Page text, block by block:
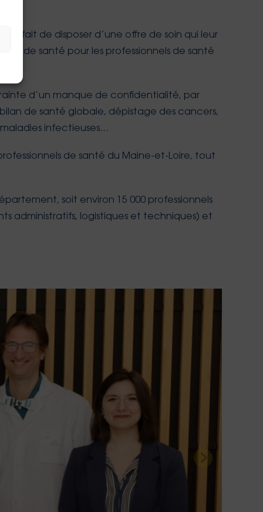
fait de disposer d’une offre de soin qui leur
de santé pour les professionnels de santé
d’un manque de confidentialité, par
de santé globale, dépistage des cancers,
infectieuses…
de santé du Maine-et-Loire, tout
soit environ 15 000 professionnels
administratifs, logistiques et techniques) et